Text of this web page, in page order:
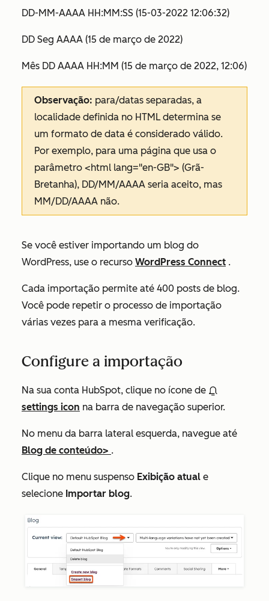
DD-MM-AAAA HH:MM:SS (15-03-2022 12:06:32)
DD Seg AAAA (15 de março de 2022)
Mês DD AAAA HH:MM (15 de março de 2022, 12:06)
Observação: para/datas separadas, a
localidade definida no HTML determina se
um formato de data é considerado válido.
Por exemplo, para uma página que usa o
parâmetro <html lang="en-GB"> (Grã-
Bretanha), DD/MM/AAAA seria aceito, mas
MM/DD/AAAA não.
Se você estiver importando um blog do
WordPress, use o recurso WordPress Connect .
Cada importação permite até 400 posts de blog.
Você pode repetir o processo de importação
várias vezes para a mesma verificação.
Configure a importação
Na sua conta HubSpot, clique no ícone de
settings icon na barra de navegação superior.
No menu da barra lateral esquerda, navegue até
Blog de conteúdo> .
Clique no menu suspenso Exibição atual e
selecione Importar blog.